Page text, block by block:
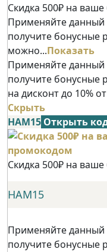
Скидка 500₽ на
Применяйте данный
получите бонусные
можно...Показать
Применяйте данный
получите бонусные
на дисконт до 10%
Скрыть
НАМ15 Открыть
Скидка 500₽ на
НАМ15
Применяйте данный
получите бонусные